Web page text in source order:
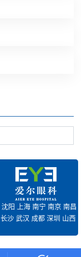
沈阳 上海 南宁 南京 南昌
长沙 武汉 成都 深圳 山西